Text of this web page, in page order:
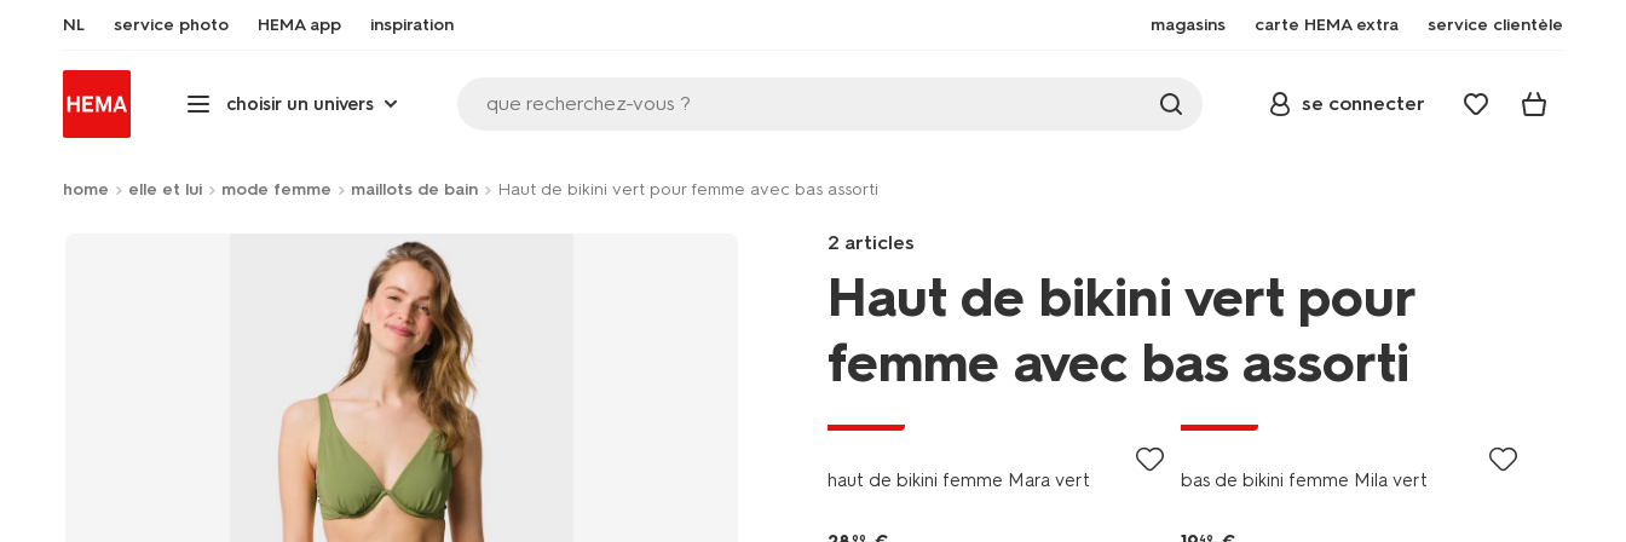
NL service photo HEMA app inspiration magasins carte HEMA extra service clientèle
choisir un univers que recherchez-vous ? se connecter
home elle et lui mode femme maillots de bain Haut de bikini vert pour femme avec bas assorti
2 articles
Haut de bikini vert pour
femme avec bas assorti
/fr-
lui/vetements-
haut de bikini femme Mara vert
99
bas de bikini femme Mila vert
49